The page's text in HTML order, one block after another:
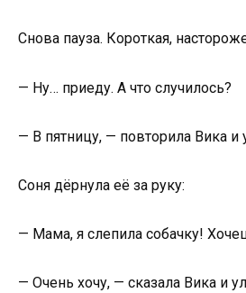
Снова пауза. Короткая,
— Ну… приеду. А что случилось?
— В пятницу, — повторила Вика и
Соня дёрнула её за руку:
— Мама, я слепила собачку!
— Очень хочу, — сказала Вика и